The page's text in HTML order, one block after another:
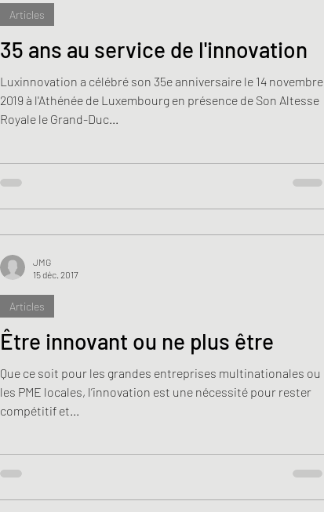
35 ans au service de l'innovation
Luxinnovation a célébré son 35e anniversaire le 14 novembre
2019 à l'Athénée de Luxembourg en présence de Son Altesse
Royale le Grand-Duc...
Articles
Être innovant ou ne plus être
Que ce soit pour les grandes entreprises multinationales ou
les PME locales, l’innovation est une nécessité pour rester
compétitif et...
Articles
JMG
15 déc. 2017